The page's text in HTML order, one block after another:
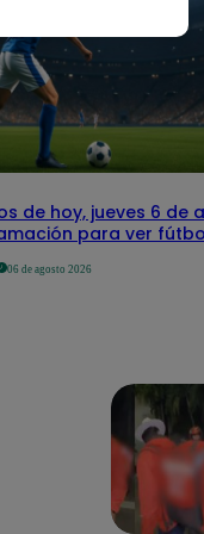
de hoy, jueves 6 de
para ver fútbol
06 de agosto 2026